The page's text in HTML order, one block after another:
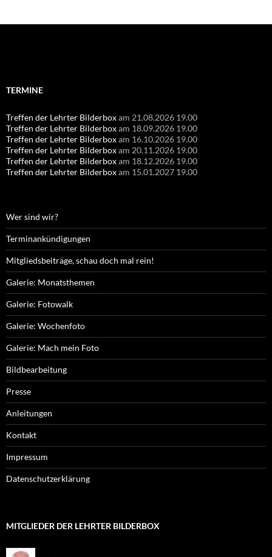
TERMINE
Treffen der Lehrter Bilderboxam 21.08.2026 19.00
Treffen der Lehrter Bilderboxam 18.09.2026 19.00
Treffen der Lehrter Bilderboxam 16.10.2026 19.00
Treffen der Lehrter Bilderboxam 20.11.2026 19.00
Treffen der Lehrter Bilderboxam 18.12.2026 19.00
Treffen der Lehrter Bilderboxam 15.01.2027 19.00
Wer sind wir?
Terminankündigungen
Mitgliedsbeiträge, schau doch mal rein!
Galerie: Monatsthemen
Galerie: Fotowalk
Galerie: Wochenfoto
Galerie: Mach mein Foto
Bildbearbeitung
Presse
Anleitungen
Kontakt
Impressum
Datenschutzerklärung
MITGLIEDER DER LEHRTER BILDERBOX